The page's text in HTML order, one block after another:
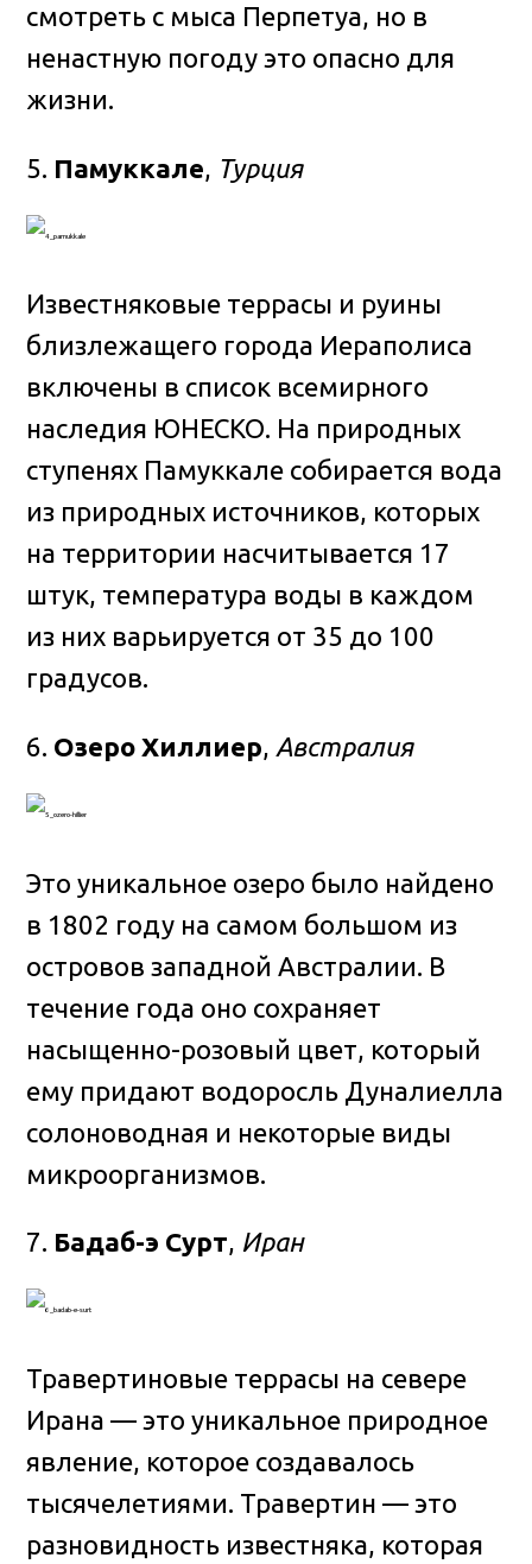
смотреть с мыса Перпетуа, но в
ненастную погоду это опасно для
жизни.
5. Памуккале, Турция
Известняковые террасы и руины
близлежащего города Иераполиса
включены в список всемирного
наследия ЮНЕСКО. На природных
ступенях Памуккале собирается вода
из природных источников, которых
на территории насчитывается 17
штук, температура воды в каждом
из них варьируется от 35 до 100
градусов.
6. Озеро Хиллиер, Австралия
Это уникальное озеро было найдено
в 1802 году на самом большом из
островов западной Австралии. В
течение года оно сохраняет
насыщенно-розовый цвет, который
ему придают водоросль Дуналиелла
солоноводная и некоторые виды
микроорганизмов.
7. Бадаб-э Сурт, Иран
Травертиновые террасы на севере
Ирана — это уникальное природное
явление, которое создавалось
тысячелетиями. Травертин — это
разновидность известняка, которая